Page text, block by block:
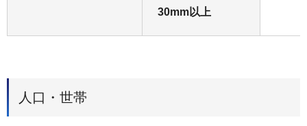
30mm以上
人口・世帯